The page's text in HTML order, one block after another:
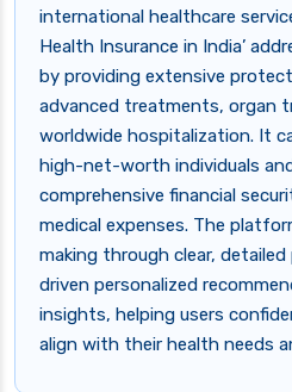
international healthcare
Health Insurance in India’
by providing extensive
advanced treatments, organ
worldwide hospitalization. It
high-net-worth individuals
comprehensive financial
medical expenses. The
making through clear,
driven personalized
insights, helping users
align with their health needs